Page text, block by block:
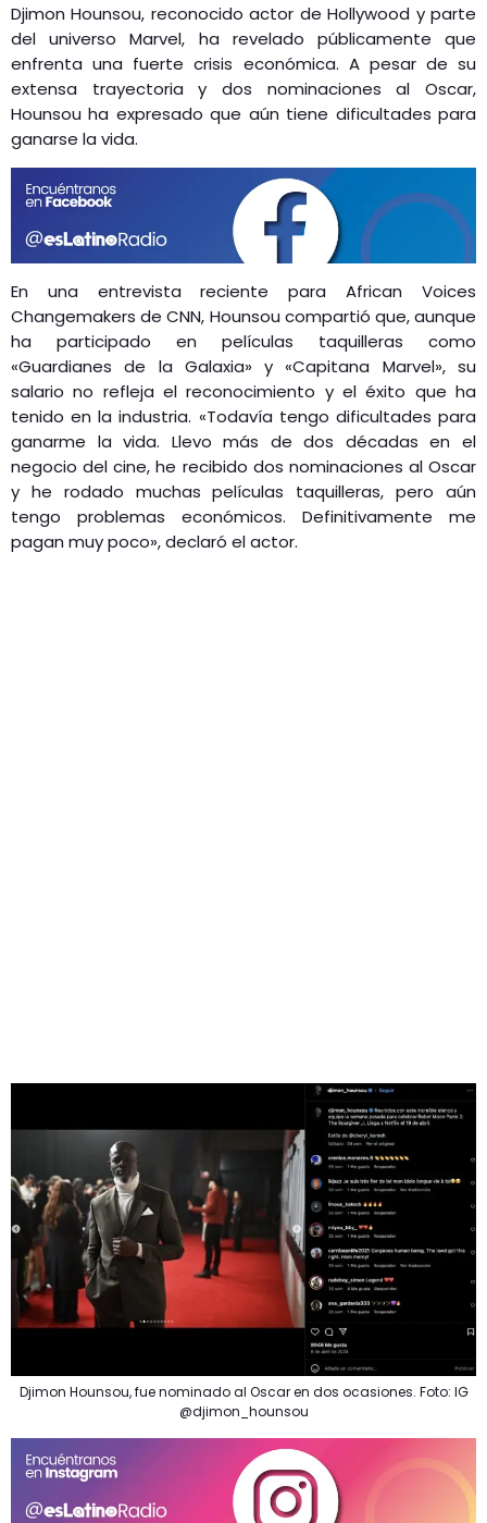
Djimon Hounsou, reconocido actor de Hollywood y parte
del universo Marvel, ha revelado públicamente que
enfrenta una fuerte crisis económica. A pesar de su
extensa trayectoria y dos nominaciones al Oscar,
Hounsou ha expresado que aún tiene dificultades para
ganarse la vida.
En una entrevista reciente para African Voices
Changemakers de CNN, Hounsou compartió que, aunque
ha participado en películas taquilleras como
«Guardianes de la Galaxia» y «Capitana Marvel», su
salario no refleja el reconocimiento y el éxito que ha
tenido en la industria. «Todavía tengo dificultades para
ganarme la vida. Llevo más de dos décadas en el
negocio del cine, he recibido dos nominaciones al Oscar
y he rodado muchas películas taquilleras, pero aún
tengo problemas económicos. Definitivamente me
pagan muy poco», declaró el actor.
Djimon Hounsou, fue nominado al Oscar en dos ocasiones. Foto: IG
@djimon_hounsou